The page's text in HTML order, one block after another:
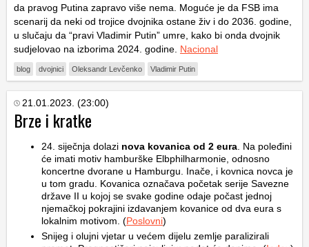
da pravog Putina zapravo više nema. Moguće je da FSB ima
scenarij da neki od trojice dvojnika ostane živ i do 2036. godine,
u slučaju da “pravi Vladimir Putin” umre, kako bi onda dvojnik
sudjelovao na izborima 2024. godine. Nacional
blog dvojnici Oleksandr Levčenko Vladimir Putin
21.01.2023. (23:00)
Brze i kratke
24. siječnja dolazi nova kovanica od 2 eura . Na poleđini
će imati motiv hamburške Elbphilharmonie, odnosno
koncertne dvorane u Hamburgu. Inače, i kovnica novca je
u tom gradu. Kovanica označava početak serije Savezne
države II u kojoj se svake godine odaje počast jednoj
njemačkoj pokrajini izdavanjem kovanice od dva eura s
lokalnim motivom. (Poslovni)
Snijeg i olujni vjetar u većem dijelu zemlje paralizirali